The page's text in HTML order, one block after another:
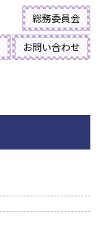
総務委員会
お問い合わせ